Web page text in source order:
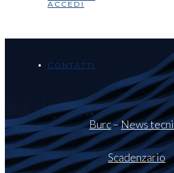
ACCEDI
CONTATTI
Burc–News
Scadenzario